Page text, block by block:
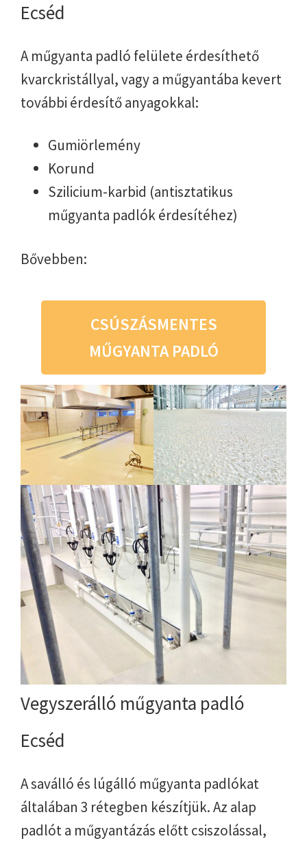
Ecséd
A műgyanta padló felülete érdesíthető
kvarckristállyal, vagy a műgyantába kevert
további érdesítő anyagokkal:
Gumiörlemény
Korund
Szilicium-karbid (antisztatikus
műgyanta padlók érdesítéhez)
Bővebben:
CSÚSZÁSMENTES
MŰGYANTA PADLÓ
Vegyszerálló műgyanta padló
Ecséd
A saválló és lúgálló műgyanta padlókat
általában 3 rétegben készítjük. Az alap
padlót a műgyantázás előtt csiszolással,